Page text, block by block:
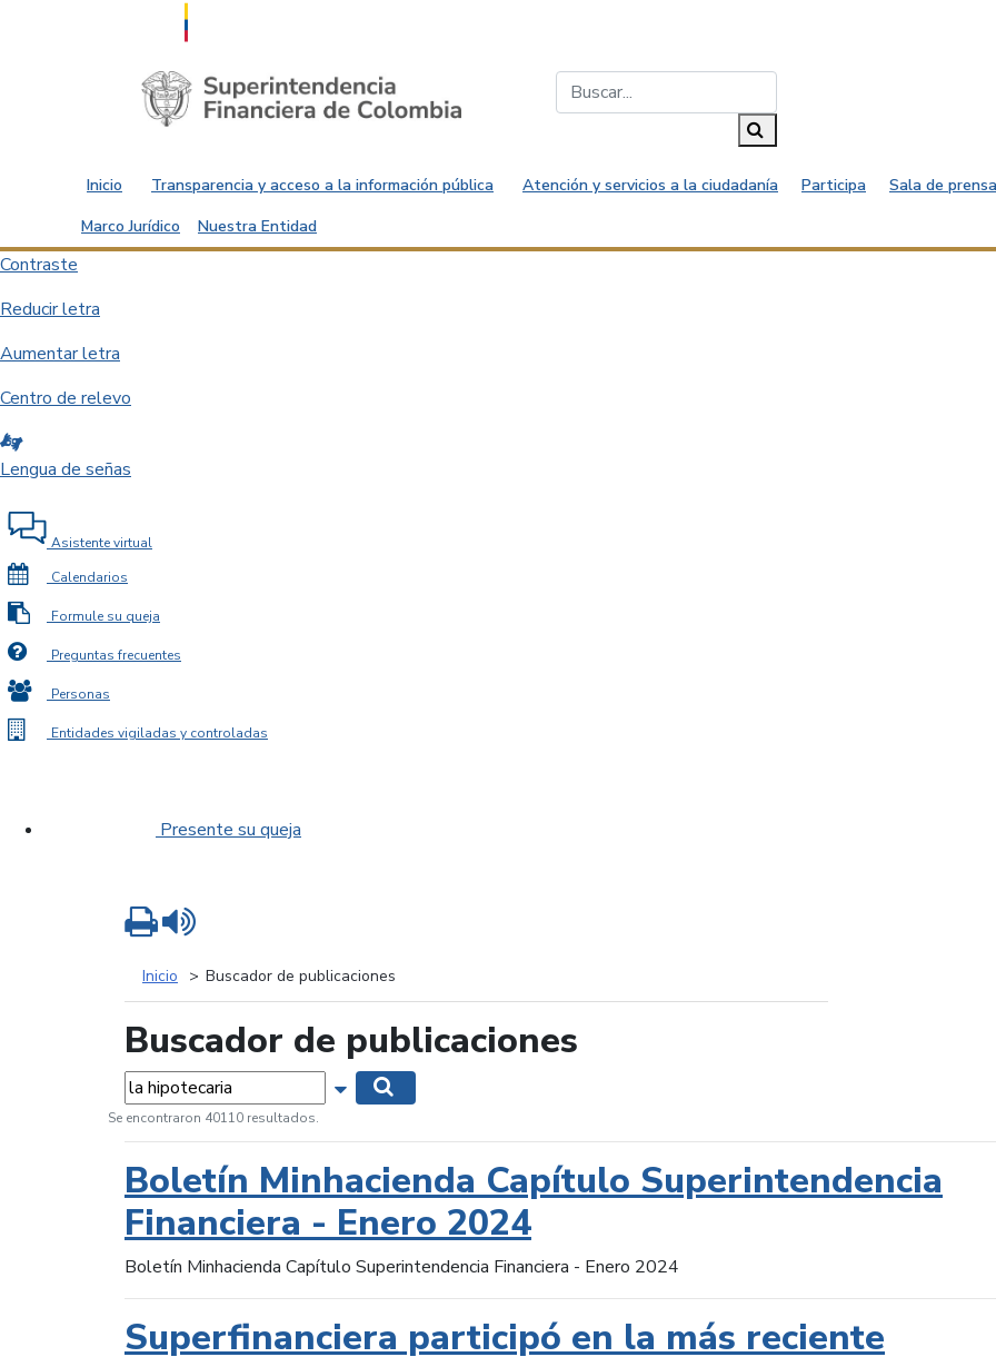
Saltar al contenido principal
Inicio Transparencia y acceso a la información pública Atención y servicios a la ciudadanía Participa
Sala de
Marco Jurídico
Nuestra Entidad
Contraste
Reducir letra
Aumentar letra
Centro de relevo
Lengua de señas
Asistente virtual
Calendarios
Formule su queja
Preguntas frecuentes
Personas
Entidades vigiladas y controladas
Presente su queja
Inicio Buscador de publicaciones
Buscador de publicaciones
Palabras... Mostrar opciones de búsqueda
Se encontraron 40110 resultados.
Boletín Minhacienda Capítulo Superintendencia
Financiera - Enero 2024
Boletín Minhacienda Capítulo Superintendencia Financiera - Enero 2024
Superfinanciera participó en la más reciente
Imprimir